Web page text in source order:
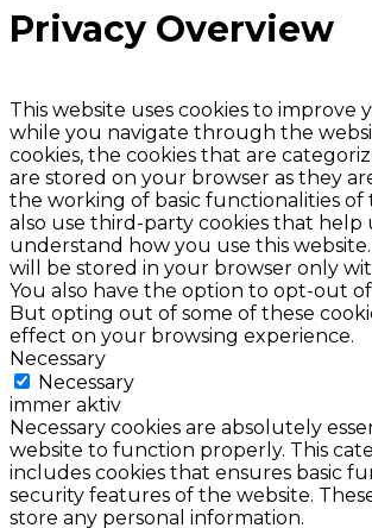
Privacy Overview
This website uses cookies to improve
while you navigate through the
cookies, the cookies that are
are stored on your browser as they
the working of basic functionalities of
also use third-party cookies that help
understand how you use this
will be stored in your browser only
You also have the option to opt-out of
But opting out of some of these
effect on your browsing experience.
Necessary
Necessary
immer aktiv
Necessary cookies are absolutely
website to function properly. This
includes cookies that ensures basic
security features of the website.
store any personal information.